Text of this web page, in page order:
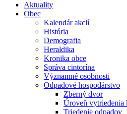
Aktuality
Obec
Kalendár akcií
História
Demografia
Heraldika
Kronika obce
Správa cintorína
Významné osobnosti
Odpadové hospodárstvo
Zberný dvor
Úroveň vytriedenia
Triedenie odpadov